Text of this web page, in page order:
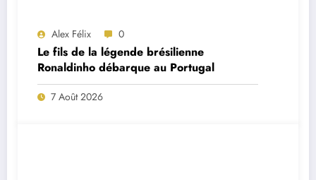
Alex Félix 0
Le fils de la légende brésilienne
Ronaldinho débarque au Portugal
7 Août 2026